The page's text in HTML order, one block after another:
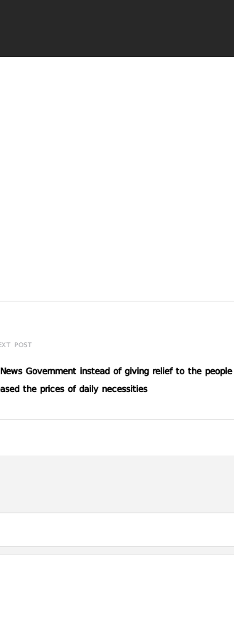
POST
Government instead of giving relief to the people
the prices of daily necessities.